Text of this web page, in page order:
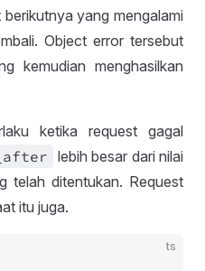
yang mengalami
Object error tersebut
kemudian menghasilkan
ketika request gagal
_after lebih besar dari nilai
telah ditentukan. Request
itu juga.
ts